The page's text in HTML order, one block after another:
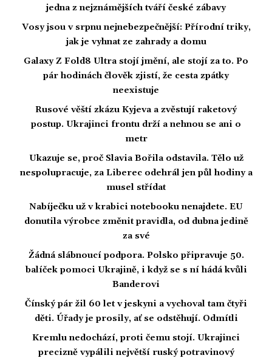
jedna z nejznámějších tváří české zábavy
Vosy jsou v srpnu nejnebezpečnější: Přírodní triky,
jak je vyhnat ze zahrady a domu
Galaxy Z Fold8 Ultra stojí jmění, ale stojí za to. Po
pár hodinách člověk zjistí, že cesta zpátky
neexistuje
Rusové věští zkázu Kyjeva a zvěstují raketový
postup. Ukrajinci frontu drží a nehnou se ani o
metr
Ukazuje se, proč Slavia Bořila odstavila. Tělo už
nespolupracuje, za Liberec odehrál jen půl hodiny a
musel střídat
Nabíječku už v krabici notebooku nenajdete. EU
donutila výrobce změnit pravidla, od dubna jedině
za své
Žádná slábnoucí podpora. Polsko připravuje 50.
balíček pomoci Ukrajině, i když se s ní hádá kvůli
Banderovi
Čínský pár žil 60 let v jeskyni a vychoval tam čtyři
děti. Úřady je prosily, ať se odstěhují. Odmítli
Kremlu nedochází, proti čemu stojí. Ukrajinci
precizně vypálili největší ruský potravinový